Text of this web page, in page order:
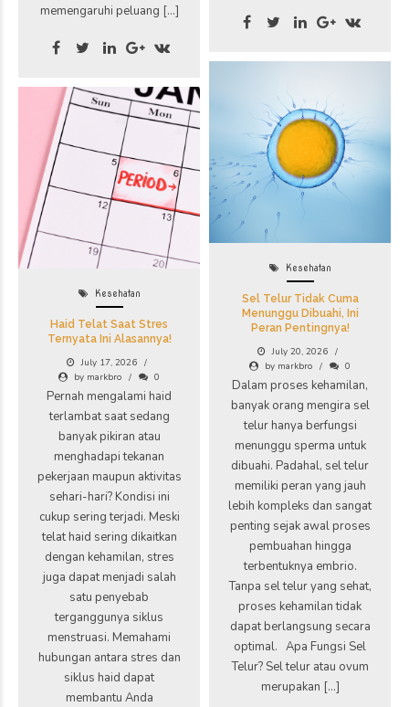
memengaruhi peluang […]
Kesehatan
Sel Telur Tidak Cuma
Menunggu Dibuahi, Ini
Peran Pentingnya!
July 20, 2026
by markbro
0
Dalam proses kehamilan,
banyak orang mengira sel
telur hanya berfungsi
menunggu sperma untuk
dibuahi. Padahal, sel telur
memiliki peran yang jauh
lebih kompleks dan sangat
penting sejak awal proses
pembuahan hingga
terbentuknya embrio.
Tanpa sel telur yang sehat,
proses kehamilan tidak
dapat berlangsung secara
optimal. Apa Fungsi Sel
Telur? Sel telur atau ovum
merupakan […]
Kesehatan
Haid Telat Saat Stres
Ternyata Ini Alasannya!
July 17, 2026
by markbro
0
Pernah mengalami haid
terlambat saat sedang
banyak pikiran atau
menghadapi tekanan
pekerjaan maupun aktivitas
sehari-hari? Kondisi ini
cukup sering terjadi. Meski
telat haid sering dikaitkan
dengan kehamilan, stres
juga dapat menjadi salah
satu penyebab
terganggunya siklus
menstruasi. Memahami
hubungan antara stres dan
siklus haid dapat
membantu Anda